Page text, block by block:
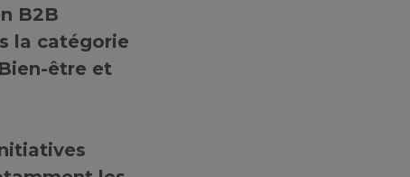
B2B
la catégorie
être et